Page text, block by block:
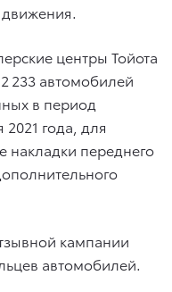
центры Тойота
233 автомобилей
в период
года, для
накладки переднего
кампании
автомобилей.